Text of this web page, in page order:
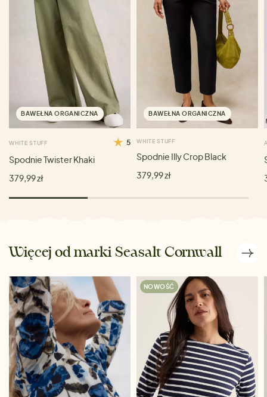
BAWEŁNA ORGANICZNA
WHITE STUFF 5
Spodnie Twister Khaki
379,99 zł
BAWEŁNA ORGANICZNA
WHITE STUFF
Spodnie Illy Crop Black
379,99 zł
Więcej od marki Seasalt Cornwall
NOWOŚĆ